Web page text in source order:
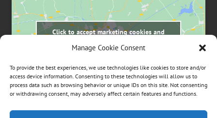
Manage Cookie Consent
To provide the best experiences, we use technologies like cookies to store and/or
access device information. Consenting to these technologies will allow us to
process data such as browsing behavior or unique IDs on this site. Not consenting
or withdrawing consent, may adversely affect certain features and functions.
Click to accept marketing cookies and
Suchen